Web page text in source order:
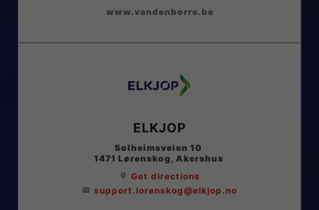
www.vandenborre.be
ELKJOP
Solheimsveien 10
1471 Lørenskog , Akershus
location_on Get directions
email support.lorenskog@elkjop.no